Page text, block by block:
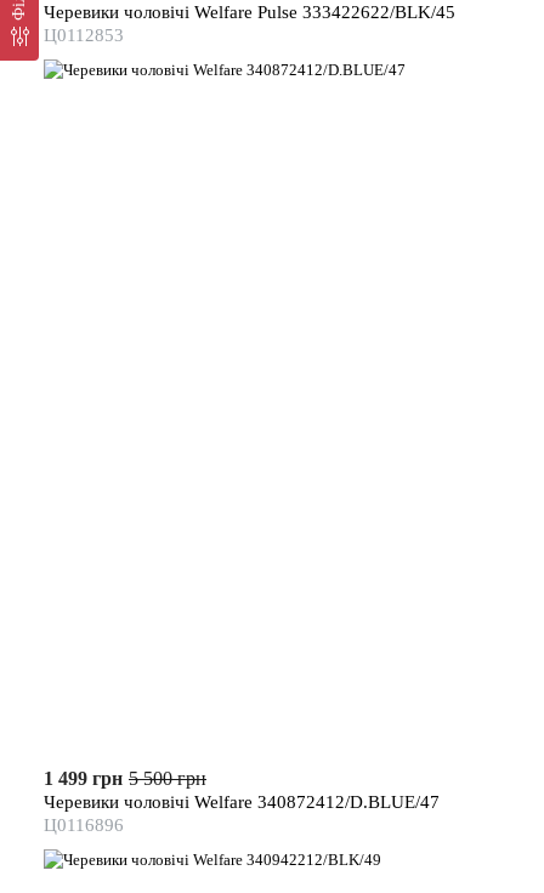
Черевики чоловічі Welfare Pulse 333422622/BLK/45
Ц0112853
1 499 грн 5 500 грн
Черевики чоловічі Welfare 340872412/D.BLUE/47
Ц0116896